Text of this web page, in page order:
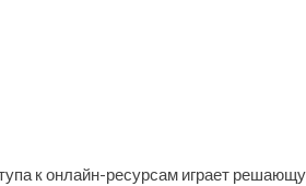
к онлайн-ресурсам играет